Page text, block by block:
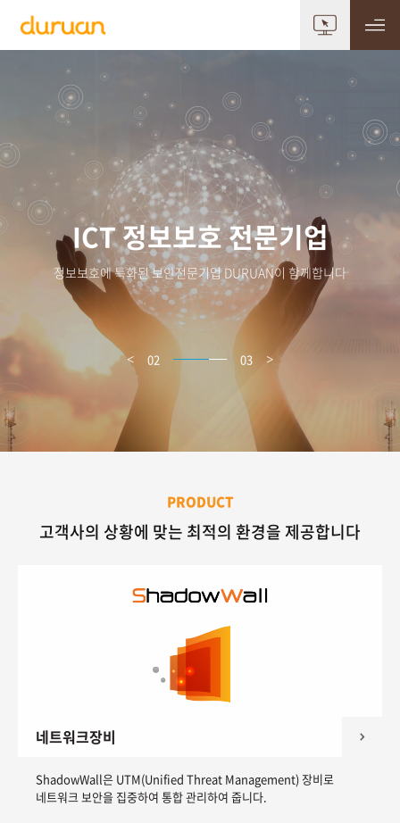
ICT 정보보호 전문기업
정보보호에 특화된 보안전문기업 DURUAN이 함께합니다
ICT 정보보호 전문기업
정보보호에 특화된 보안전문기업 DURUAN이 함께합니다
< 03 03 >
PRODUCT
고객사의 상황에 맞는 최적의 환경을 제공합니다
네트워크장비
ShadowWall은 UTM(Unified Threat Management) 장비로
네트워크 보안을 집중하여 통합 관리하여 줍니다.